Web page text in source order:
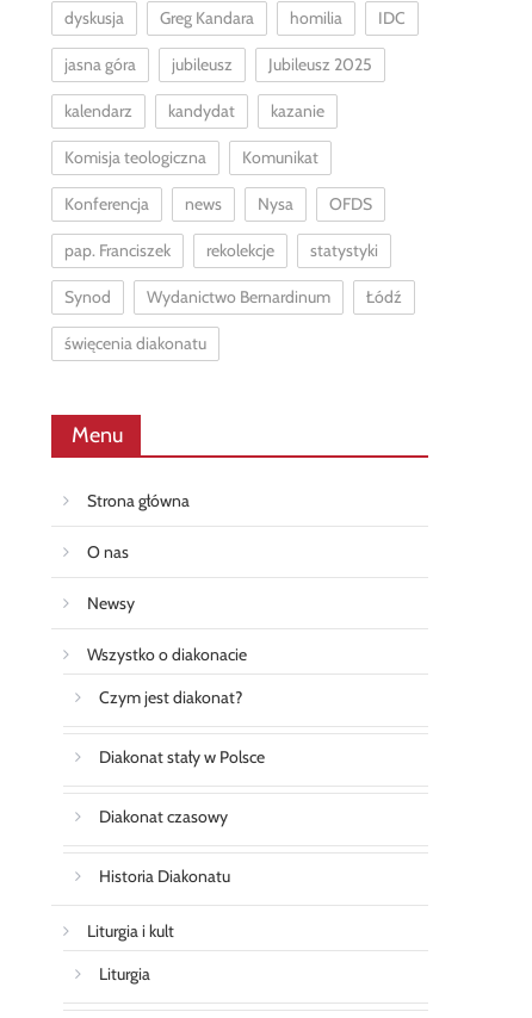
dyskusja Greg Kandara homilia IDC
jasna góra jubileusz Jubileusz 2025
kalendarz kandydat kazanie
Komisja teologiczna Komunikat
Konferencja news Nysa OFDS
pap. Franciszek rekolekcje statystyki
Synod Wydanictwo Bernardinum Łódź
święcenia diakonatu
Menu
Strona główna
O nas
Newsy
Wszystko o diakonacie
Czym jest diakonat?
Diakonat stały w Polsce
Diakonat czasowy
Historia Diakonatu
Liturgia i kult
Liturgia